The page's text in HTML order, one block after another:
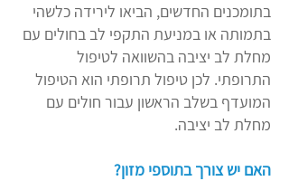
בתומכנים החדשים, הביאו לירידה כלשהי
בתמותה או במניעת התקפי לב בחולים עם
מחלת לב יציבה בהשוואה לטיפול
התרופתי. לכן טיפול תרופתי הוא הטיפול
המועדף בשלב הראשון עבור חולים עם
מחלת לב יציבה.
האם יש צורך בתוספי מזון?